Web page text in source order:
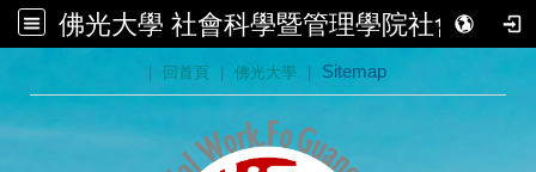
佛光大學 社會科學暨管理學院社會學系
| 回首頁 | 佛光大學 | Sitemap